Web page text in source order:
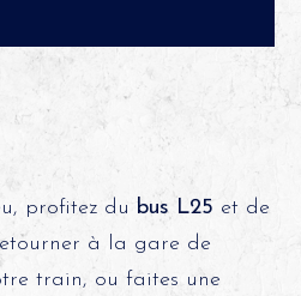
profitez du bus L25 et de
à la gare de
train, ou faites une